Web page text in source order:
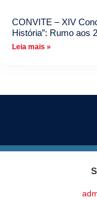
CONVITE – XIV
História”: Rumo aos
Leia mais »